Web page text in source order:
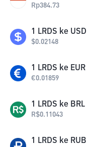
Rp384.73
1 LRDS ke USD
$0.02148
1 LRDS ke EUR
€0.01859
1 LRDS ke BRL
R$0.11043
1 LRDS ke RUB